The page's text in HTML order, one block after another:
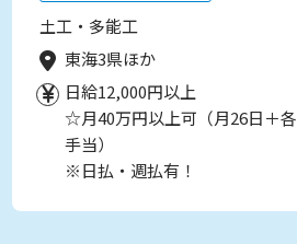
土工・多能工
東海3県ほか
日給12,000円以上
☆月40万円以上可（月26日＋各
手当）
※日払・週払有！